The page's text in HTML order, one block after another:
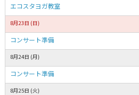
エコスタヨガ教室
8月23日 (日)
コンサート準備
8月24日 (月)
コンサート準備
8月25日 (火)